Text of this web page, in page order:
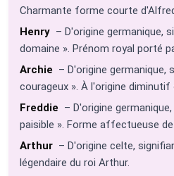
Charmante forme courte
Henry – D'origine germanique,
domaine ». Prénom royal porté
Archie – D'origine germanique,
courageux ». À l'origine diminutif
Freddie – D'origine
paisible ». Forme affectueuse de
Arthur – D'origine celte,
légendaire du roi Arthur.